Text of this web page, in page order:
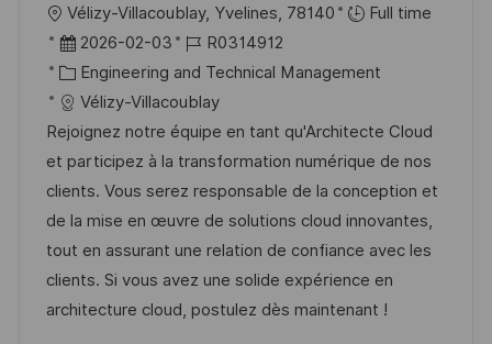
O
r
t
Vélizy-Villacoublay, Yvelines, 78140
Full time
D
a
t
u
m
d
e
r
V
e
2026-02-03
J
o
b
-
I
D
R0314912
K
a
t
e
g
o
r
i
e
Engineering and Technical Management
Vélizy-Villacoublay
Rejoignez notre équipe en tant qu'Architecte Cloud
et participez à la transformation numérique de nos
clients. Vous serez responsable de la conception et
de la mise en œuvre de solutions cloud innovantes,
tout en assurant une relation de confiance avec les
clients. Si vous avez une solide expérience en
architecture cloud, postulez dès maintenant !